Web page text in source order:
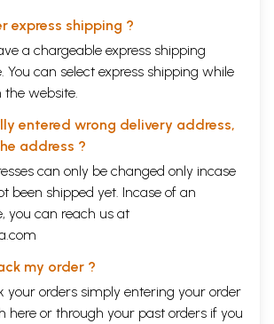
express shipping ?
a chargeable express shipping
You can select express shipping while
the website.
entered wrong delivery address,
address ?
can only be changed only incase
been shipped yet. Incase of an
you can reach us at
my order ?
your orders simply entering your order
here or through your past orders if you